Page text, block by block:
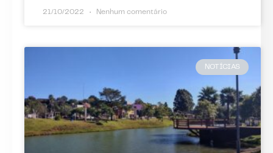
21/10/2022 Nenhum comentário
NOTÍCIAS